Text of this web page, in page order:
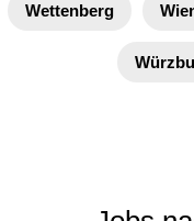
Wettenberg